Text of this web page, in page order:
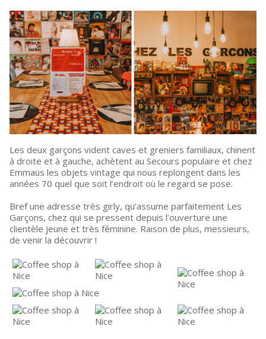
Les deux garçons vident caves et greniers familiaux, chinent
à droite et à gauche, achètent au Secours populaire et chez
Emmaüs les objets vintage qui nous replongent dans les
années 70 quel que soit l’endroit où le regard se pose.
Bref une adresse très girly, qu’assume parfaitement Les
Garçons, chez qui se pressent depuis l’ouverture une
clientèle jeune et très féminine. Raison de plus, messieurs,
de venir la découvrir !